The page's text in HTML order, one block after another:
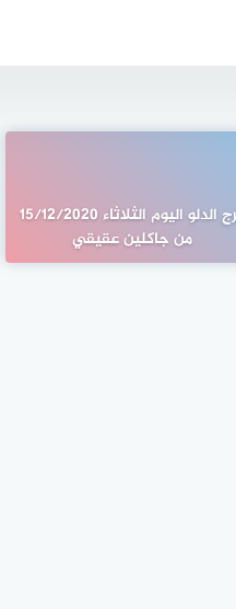
برج الدلو اليوم الثلاثاء 15/12/2020
من جاكلين عقيقي